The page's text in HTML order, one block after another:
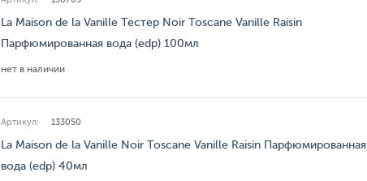
La Maison de la Vanille Тестер Noir Toscane Vanille Raisin
Парфюмированная вода (edp) 100мл
нет в наличии
Артикул: 133050
La Maison de la Vanille Noir Toscane Vanille Raisin Парфюмированная
вода (edp) 40мл